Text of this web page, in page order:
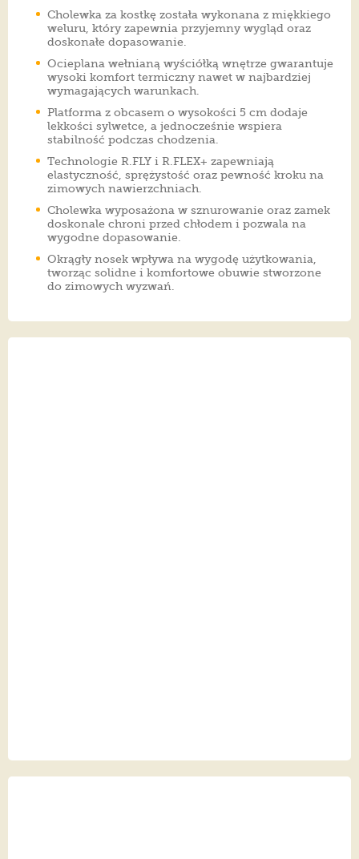
Cholewka za kostkę została wykonana z miękkiego
weluru, który zapewnia przyjemny wygląd oraz
doskonałe dopasowanie.
Ocieplana wełnianą wyściółką wnętrze gwarantuje
wysoki komfort termiczny nawet w najbardziej
wymagających warunkach.
Platforma z obcasem o wysokości 5 cm dodaje
lekkości sylwetce, a jednocześnie wspiera
stabilność podczas chodzenia.
Technologie R.FLY i R.FLEX+ zapewniają
elastyczność, sprężystość oraz pewność kroku na
zimowych nawierzchniach.
Cholewka wyposażona w sznurowanie oraz zamek
doskonale chroni przed chłodem i pozwala na
wygodne dopasowanie.
Okrągły nosek wpływa na wygodę użytkowania,
tworząc solidne i komfortowe obuwie stworzone
do zimowych wyzwań.